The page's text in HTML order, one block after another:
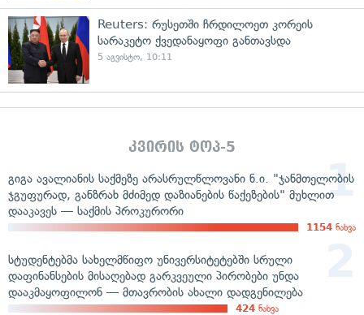
Reuters: რუსეთში ჩრდილოეთ კორეის
სარაკეტო ქვედანაყოფი განთავსდა
5 აგვისტო, 10:11
კვირის ტოპ-5
გიგა ავალიანის საქმეზე არასრულწლოვანი ნ.ი. "ჯანმთელობის
ჯგუფურად, განზრახ მძიმედ დაზიანების წაქეზების" მუხლით
დააკავეს — საქმის პროკურორი
1154 ნახვა
სტუდენტებმა სახელმწიფო უნივერსიტეტებში სრული
დაფინანსების მისაღებად გარკვეული პირობები უნდა
დააკმაყოფილონ — მთავრობის ახალი დადგენილება
424 ნახვა